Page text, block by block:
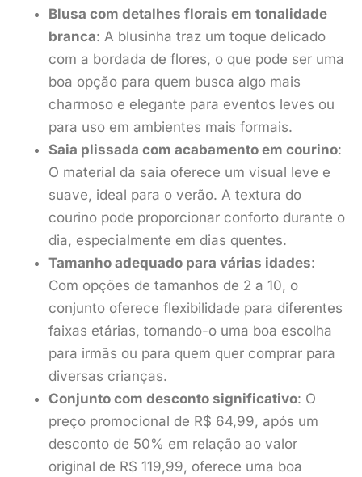
Blusa com detalhes florais em tonalidade
branca: A blusinha traz um toque delicado
com a bordada de flores, o que pode ser uma
boa opção para quem busca algo mais
charmoso e elegante para eventos leves ou
para uso em ambientes mais formais.
Saia plissada com acabamento em courino:
O material da saia oferece um visual leve e
suave, ideal para o verão. A textura do
courino pode proporcionar conforto durante o
dia, especialmente em dias quentes.
Tamanho adequado para várias idades:
Com opções de tamanhos de 2 a 10, o
conjunto oferece flexibilidade para diferentes
faixas etárias, tornando-o uma boa escolha
para irmãs ou para quem quer comprar para
diversas crianças.
Conjunto com desconto significativo: O
preço promocional de R$ 64,99, após um
desconto de 50% em relação ao valor
original de R$ 119,99, oferece uma boa